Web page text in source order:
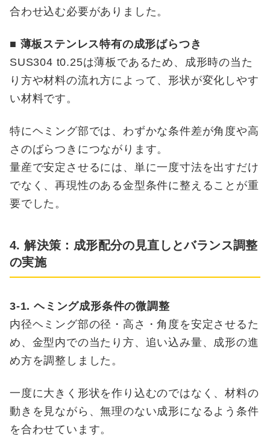
合わせ込む必要がありました。
■ 薄板ステンレス特有の成形ばらつき
SUS304 t0.25は薄板であるため、成形時の当た
り方や材料の流れ方によって、形状が変化しやす
い材料です。
特にヘミング部では、わずかな条件差が角度や高
さのばらつきにつながります。
量産で安定させるには、単に一度寸法を出すだけ
でなく、再現性のある金型条件に整えることが重
要でした。
4. 解決策：成形配分の見直しとバランス調整
の実施
3-1. ヘミング成形条件の微調整
内径ヘミング部の径・高さ・角度を安定させるた
め、金型内での当たり方、追い込み量、成形の進
め方を調整しました。
一度に大きく形状を作り込むのではなく、材料の
動きを見ながら、無理のない成形になるよう条件
を合わせています。